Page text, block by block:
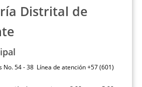
Distrital de
No. 54 - 38 Línea de atención +57 (601)